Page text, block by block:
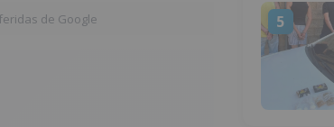
de Google 5